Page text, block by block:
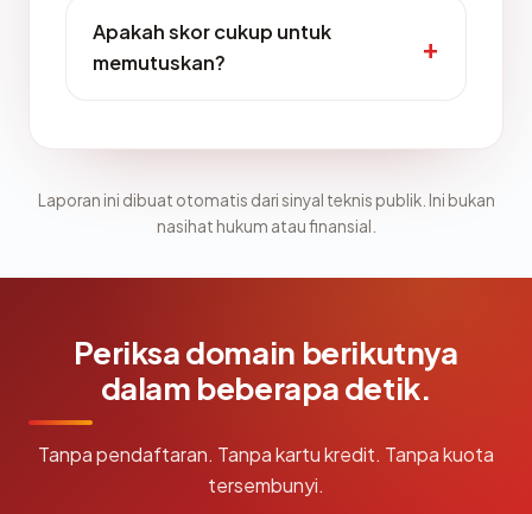
Apakah skor cukup untuk
memutuskan?
Laporan ini dibuat otomatis dari sinyal teknis publik. Ini bukan
nasihat hukum atau finansial.
Periksa domain berikutnya
dalam beberapa detik.
Tanpa pendaftaran. Tanpa kartu kredit. Tanpa kuota
tersembunyi.